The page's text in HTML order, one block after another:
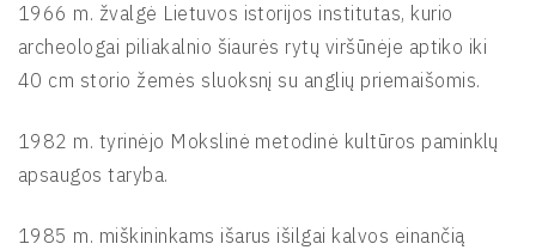
1966 m. žvalgė Lietuvos istorijos institutas, kurio
archeologai piliakalnio šiaurės rytų viršūnėje aptiko iki
40 cm storio žemės sluoksnį su anglių priemaišomis.
1982 m. tyrinėjo Mokslinė metodinė kultūros paminklų
apsaugos taryba.
1985 m. miškininkams išarus išilgai kalvos einančią